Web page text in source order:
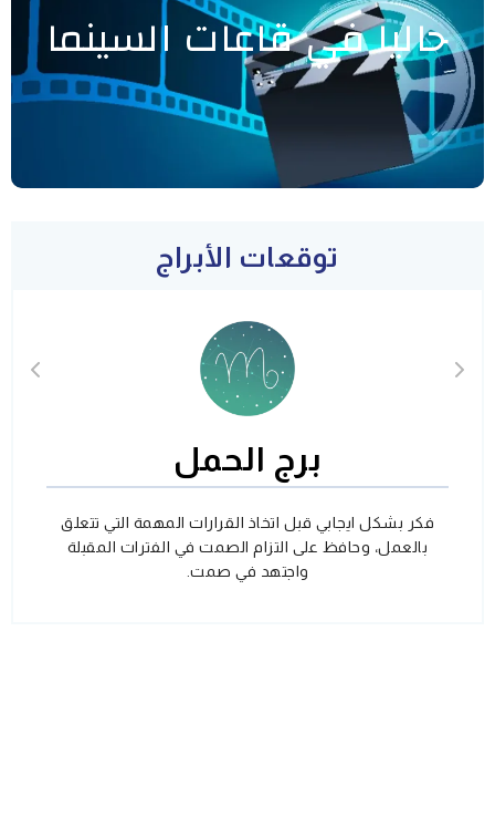
حاليا في قاعات السينما
توقعات الأبراج
برج الحمل
فكر بشكل ايجابي قبل اتخاذ القرارات المهمة التي تتعلق
بالعمل، وحافظ على التزام الصمت في الفترات المقبلة
واجتهد في صمت.